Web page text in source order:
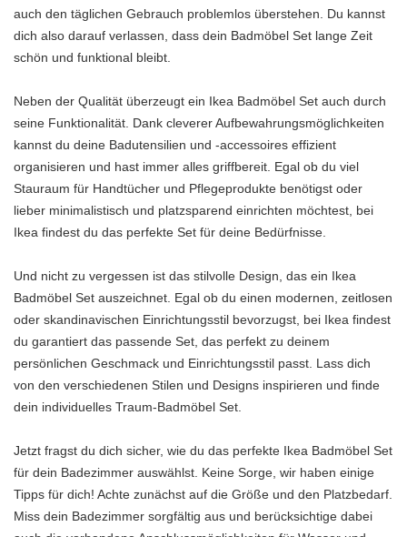
auch den täglichen Gebrauch problemlos überstehen. Du kannst
dich also darauf verlassen, dass dein Badmöbel Set lange Zeit
schön und funktional bleibt.
Neben der Qualität überzeugt ein Ikea Badmöbel Set auch durch
seine Funktionalität. Dank cleverer Aufbewahrungsmöglichkeiten
kannst du deine Badutensilien und -accessoires effizient
organisieren und hast immer alles griffbereit. Egal ob du viel
Stauraum für Handtücher und Pflegeprodukte benötigst oder
lieber minimalistisch und platzsparend einrichten möchtest, bei
Ikea findest du das perfekte Set für deine Bedürfnisse.
Und nicht zu vergessen ist das stilvolle Design, das ein Ikea
Badmöbel Set auszeichnet. Egal ob du einen modernen, zeitlosen
oder skandinavischen Einrichtungsstil bevorzugst, bei Ikea findest
du garantiert das passende Set, das perfekt zu deinem
persönlichen Geschmack und Einrichtungsstil passt. Lass dich
von den verschiedenen Stilen und Designs inspirieren und finde
dein individuelles Traum-Badmöbel Set.
Jetzt fragst du dich sicher, wie du das perfekte Ikea Badmöbel Set
für dein Badezimmer auswählst. Keine Sorge, wir haben einige
Tipps für dich! Achte zunächst auf die Größe und den Platzbedarf.
Miss dein Badezimmer sorgfältig aus und berücksichtige dabei